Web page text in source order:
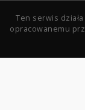
Ten serwis
opracowanemu